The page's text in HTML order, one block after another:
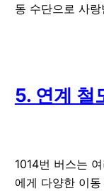
동 수단으로 사
5. 연계 철
1014번 버스는
에게 다양한 이